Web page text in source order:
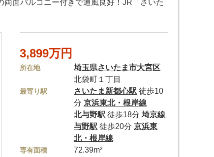
面バルコニー付きで通風良好！JR「さいた
3,899万円
所在地 埼玉県さいたま市大宮区
北袋町１丁目
最寄り駅 さいたま新都心駅 徒歩10
分京浜東北・根岸線
北与野駅 徒歩18分埼京線
与野駅 徒歩20分京浜東
北・根岸線
専有面積 72.39m²